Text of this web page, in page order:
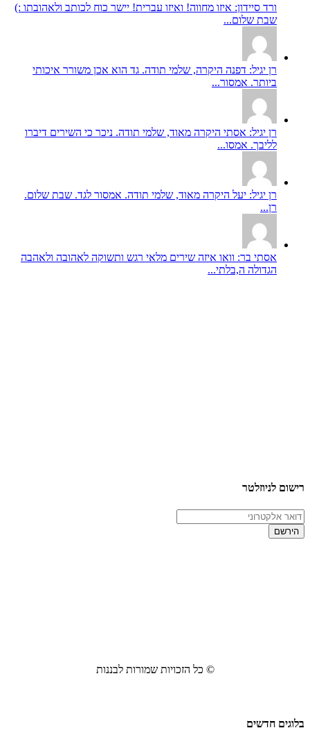
ורד סיידון: איזו מחווה! ואיזו עברית! יישר כוח לכותב ולאהובתו :)
שבת שלום...
רן יגיל: דפנה היקרה, שלמי תודה. גד הוא אכן משורר איכותי
ביותר. אמסור...
רן יגיל: אסתי היקרה מאוד, שלמי תודה. ניכר כי השירים דיברו
לליבך. אמסו...
רן יגיל: יעל היקרה מאוד, שלמי תודה. אמסור לגד. שבת שלום.
רן...
אסתי בר: וואו איזה שירים מלאי רגש ותשוקה לאהובה ולאהבה
הגדולה ה,בלתי...
רישום לניוזלטר
© כל הזכויות שמורות לבננות
בלוגים חדשים